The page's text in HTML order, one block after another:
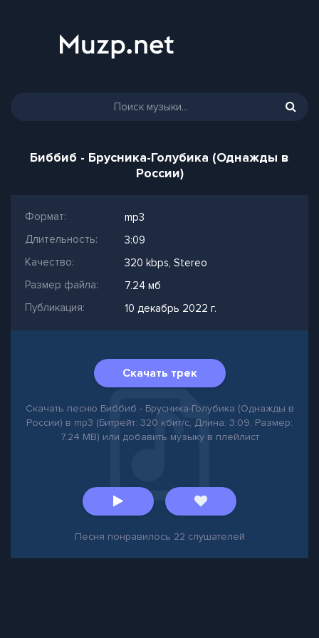
Биббиб - Брусника-Голубика (Однажды в
России)
Формат:
mp3
Длительность:
3:09
Качество:
320 kbps, Stereo
Размер файла:
7.24 мб
Публикация:
10 декабрь 2022 г.
Скачать трек
Скачать песню Биббиб - Брусника-Голубика (Однажды в
России) в mp3 (Битрейт: 320 кбит/с, Длина: 3:09, Размер:
7.24 MB) или добавить музыку в плейлист
Песня понравилось 22 слушателей